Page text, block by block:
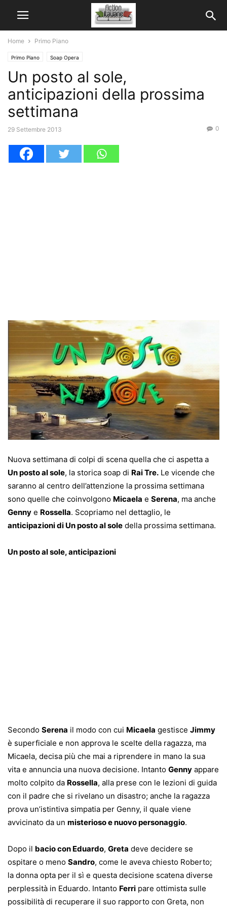
Home Primo Piano
Primo Piano Soap Opera
Un posto al sole,
anticipazioni della prossima
settimana
29 Settembre 2013 0
Nuova settimana di colpi di scena quella che ci aspetta a
Un posto al sole, la storica soap di Rai Tre. Le vicende che
saranno al centro dell’attenzione la prossima settimana
sono quelle che coinvolgono Micaela e Serena, ma anche
Genny e Rossella. Scopriamo nel dettaglio, le
anticipazioni di Un posto al sole della prossima settimana.
Un posto al sole, anticipazioni
Secondo Serena il modo con cui Micaela gestisce Jimmy
è superficiale e non approva le scelte della ragazza, ma
Micaela, decisa più che mai a riprendere in mano la sua
vita e annuncia una nuova decisione. Intanto Genny appare
molto colpito da Rossella, alla prese con le lezioni di guida
con il padre che si rivelano un disastro; anche la ragazza
prova un’istintiva simpatia per Genny, il quale viene
avvicinato da un misterioso e nuovo personaggio.
Dopo il bacio con Eduardo, Greta deve decidere se
ospitare o meno Sandro, come le aveva chiesto Roberto;
la donna opta per il sì e questa decisione scatena diverse
perplessità in Eduardo. Intanto Ferri pare ottimista sulle
possibilità di recuperare il suo rapporto con Greta, non